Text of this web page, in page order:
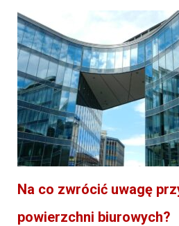
Na co zwrócić uwagę
powierzchni biurowych?